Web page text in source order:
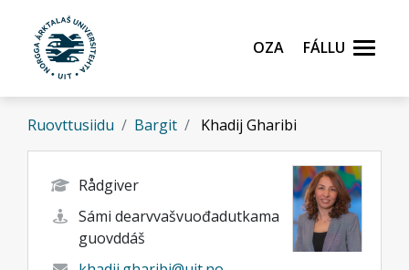
Gå til hovedinnhold
Oza
Fállu
Ruovttusiidu Bargit Khadij Gharibi
Rådgiver
Sámi dearvvašvuođadutkama
guovddáš